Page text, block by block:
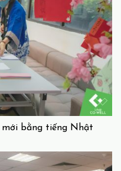
mới bằng tiếng Nhật